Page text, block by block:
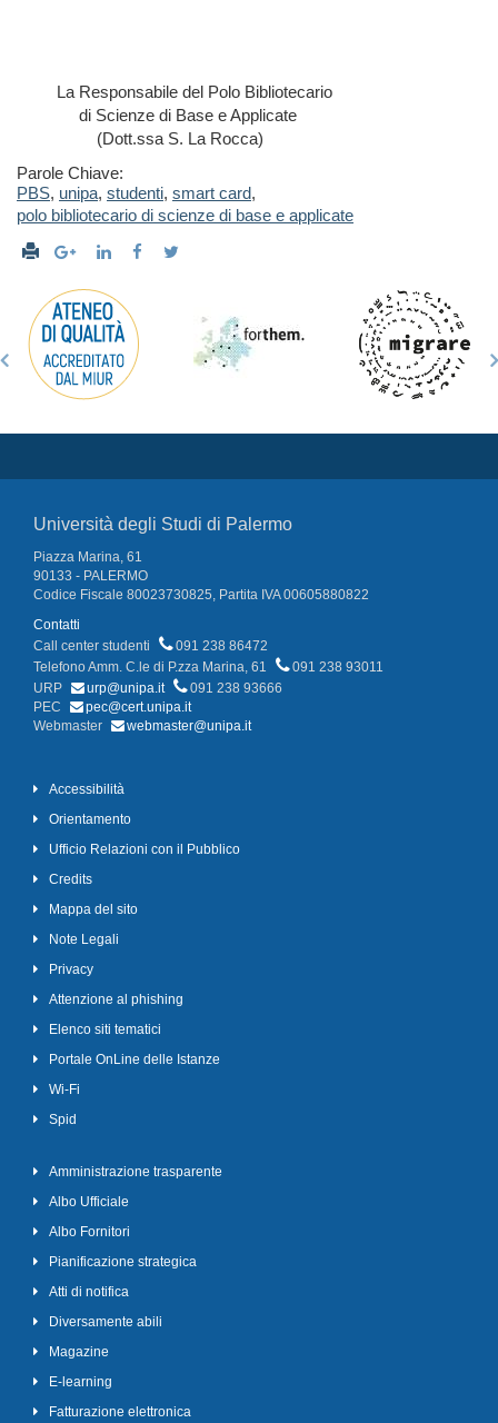
La Responsabile del Polo Bibliotecario
di Scienze di Base e Applicate
(Dott.ssa S. La Rocca)
Parole Chiave:
PBS, unipa, studenti, smart card,
polo bibliotecario di scienze di base e applicate
Università degli Studi di Palermo
Piazza Marina, 61
90133 - PALERMO
Codice Fiscale 80023730825, Partita IVA 00605880822
Contatti
Call center studenti
091 238 86472
Telefono Amm. C.le di P.zza Marina, 61
091 238 93011
URP
urp@unipa.it
091 238 93666
PEC
pec@cert.unipa.it
Webmaster
webmaster@unipa.it
Accessibilità
Orientamento
Ufficio Relazioni con il Pubblico
Credits
Mappa del sito
Note Legali
Privacy
Attenzione al phishing
Elenco siti tematici
Portale OnLine delle Istanze
Wi-Fi
Spid
Amministrazione trasparente
Albo Ufficiale
Albo Fornitori
Pianificazione strategica
Atti di notifica
Diversamente abili
Magazine
E-learning
Fatturazione elettronica